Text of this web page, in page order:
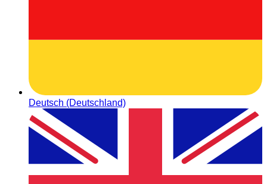
Deutsch (Deutschland)